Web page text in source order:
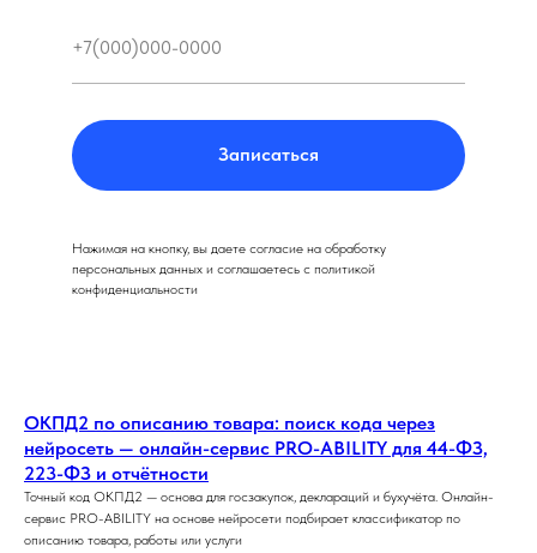
Записаться
Нажимая на кнопку, вы даете согласие на обработку
персональных данных и соглашаетесь c политикой
конфиденциальности
ОКПД2 по описанию товара: поиск кода через
нейросеть — онлайн-сервис PRO-ABILITY для 44-ФЗ,
223-ФЗ и отчётности
Точный код ОКПД2 — основа для госзакупок, деклараций и бухучёта. Онлайн-
сервис PRO-ABILITY на основе нейросети подбирает классификатор по
описанию товара, работы или услуги